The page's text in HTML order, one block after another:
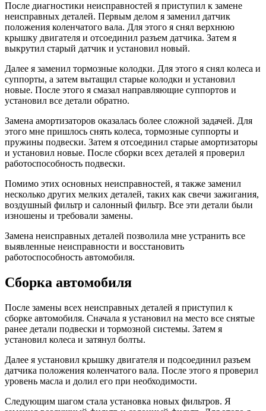
После диагностики неисправностей я приступил к замене
неисправных деталей. Первым делом я заменил датчик
положения коленчатого вала. Для этого я снял верхнюю
крышку двигателя и отсоединил разъем датчика. Затем я
выкрутил старый датчик и установил новый.
Далее я заменил тормозные колодки. Для этого я снял колеса и
суппорты, а затем вытащил старые колодки и установил
новые. После этого я смазал направляющие суппортов и
установил все детали обратно.
Замена амортизаторов оказалась более сложной задачей. Для
этого мне пришлось снять колеса, тормозные суппорты и
пружины подвески. Затем я отсоединил старые амортизаторы
и установил новые. После сборки всех деталей я проверил
работоспособность подвески.
Помимо этих основных неисправностей, я также заменил
несколько других мелких деталей, таких как свечи зажигания,
воздушный фильтр и салонный фильтр. Все эти детали были
изношены и требовали замены.
Замена неисправных деталей позволила мне устранить все
выявленные неисправности и восстановить
работоспособность автомобиля.
Сборка автомобиля
После замены всех неисправных деталей я приступил к
сборке автомобиля. Сначала я установил на место все снятые
ранее детали подвески и тормозной системы. Затем я
установил колеса и затянул болты.
Далее я установил крышку двигателя и подсоединил разъем
датчика положения коленчатого вала. После этого я проверил
уровень масла и долил его при необходимости.
Следующим шагом стала установка новых фильтров. Я